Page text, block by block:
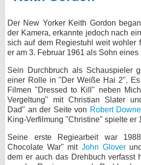
Der New Yorker Keith Gordon
der Kamera, erkannte jedoch nach
sich auf dem Regiestuhl weit wohler
er am 3. Februar 1961 als Sohn
Sein Durchbruch als Schauspieler
einer Rolle in "Der Weiße Hai 2".
Filmen "Dressed to Kill" neben
Vergeltung" mit Christian Slater
Dad" an der Seite von Robert
King-Verfilmung "Christine" spielte er
Seine erste Regiearbeit war
Chocolate War" mit John Glover
dem er auch das Drehbuch verfasst
KULTUR
Specials
SERVICE
Forum
bei X
bei